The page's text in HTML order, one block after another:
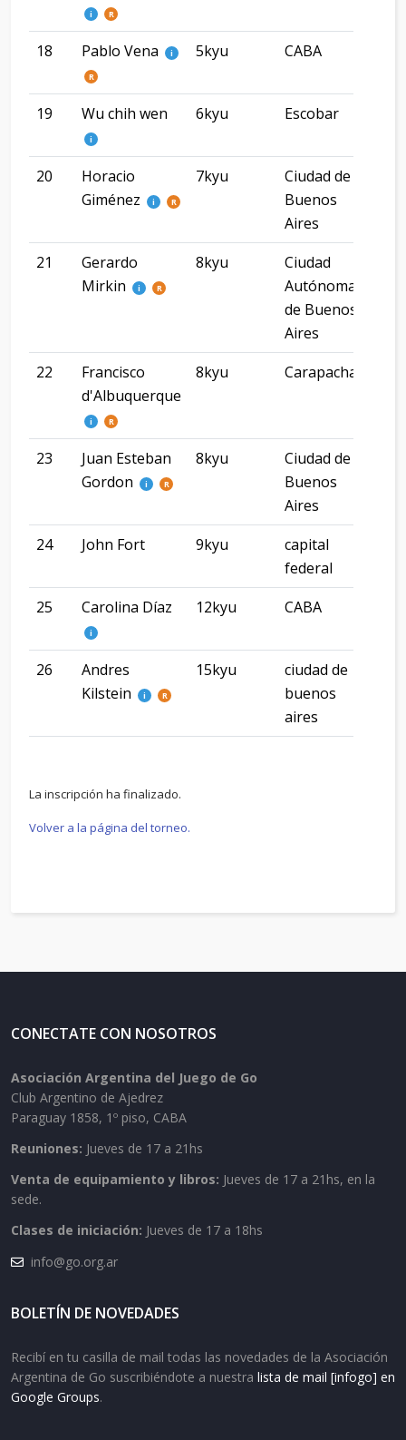
i R
18 Pablo Vena
i
R
5kyu CABA
19 Wu chih wen
i
6kyu Escobar
20
Horacio
Giménez
i R
7kyu
Ciudad de
Buenos
Aires
21
Gerardo
Mirkin
i R
8kyu
Ciudad
Autónoma
de Buenos
Aires
22
Francisco
d'Albuquerque
i R
8kyu Carapachay
23
Juan Esteban
Gordon
i R
8kyu
Ciudad de
Buenos
Aires
24
John Fort 9kyu
capital
federal
25
Carolina Díaz
i
12kyu CABA
26
Andres
Kilstein
i R
15kyu
ciudad de
buenos
aires
La inscripción ha finalizado.
Volver a la página del torneo.
CONECTATE CON NOSOTROS
Asociación Argentina del Juego de Go
Club Argentino de Ajedrez
Paraguay 1858, 1º piso, CABA
Reuniones: Jueves de 17 a 21hs
Venta de equipamiento y libros: Jueves de 17 a 21hs, en la
sede.
Clases de iniciación: Jueves de 17 a 18hs
info@go.org.ar
BOLETÍN DE NOVEDADES
Recibí en tu casilla de mail todas las novedades de la Asociación
Argentina de Go suscribiéndote a nuestra lista de mail [infogo] en
Google Groups.